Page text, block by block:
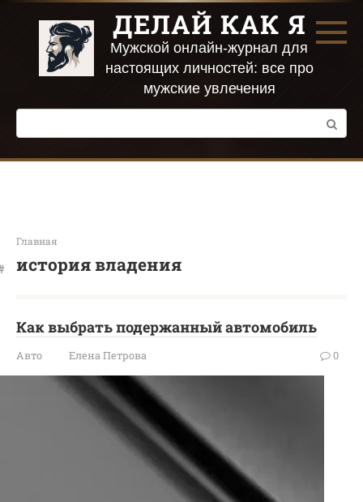
Перейти
контенту
ДЕЛАЙ КАК Я
Мужской онлайн-журнал для
настоящих личностей: все про
мужские увлечения
Поиск:
Главная
история владения
Как выбрать подержанный автомобиль
Авто Елена Петрова 0